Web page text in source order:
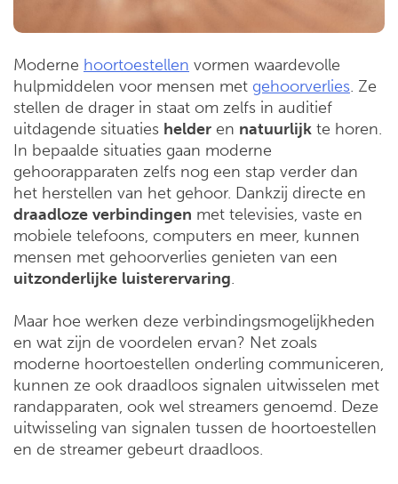
Moderne hoortoestellen vormen waardevolle
hulpmiddelen voor mensen met gehoorverlies. Ze
stellen de drager in staat om zelfs in auditief
uitdagende situaties helder en natuurlijk te horen.
In bepaalde situaties gaan moderne
gehoorapparaten zelfs nog een stap verder dan
het herstellen van het gehoor. Dankzij directe en
draadloze verbindingen met televisies, vaste en
mobiele telefoons, computers en meer, kunnen
mensen met gehoorverlies genieten van een
uitzonderlijke luisterervaring.
Maar hoe werken deze verbindingsmogelijkheden
en wat zijn de voordelen ervan? Net zoals
moderne hoortoestellen onderling communiceren,
kunnen ze ook draadloos signalen uitwisselen met
randapparaten, ook wel streamers genoemd. Deze
uitwisseling van signalen tussen de hoortoestellen
en de streamer gebeurt draadloos.